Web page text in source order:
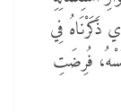
ذَكَرْنَاهُ فِي
فُرِضَتِ